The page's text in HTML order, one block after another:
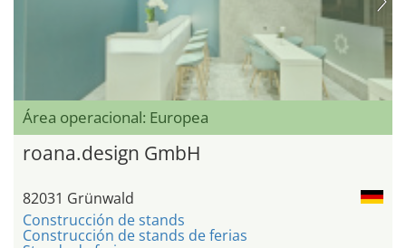
Área operacional: Europea
roana.design GmbH
82031 Grünwald
Construcción de stands
Construcción de stands de ferias